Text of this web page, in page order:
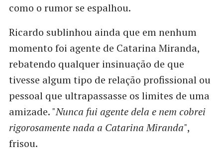
como o rumor se espalhou.
Ricardo sublinhou ainda que em nenhum
momento foi agente de Catarina Miranda,
rebatendo qualquer insinuação de que
tivesse algum tipo de relação profissional ou
pessoal que ultrapassasse os limites de uma
amizade. "Nunca fui agente dela e nem cobrei
rigorosamente nada a Catarina Miranda",
frisou.